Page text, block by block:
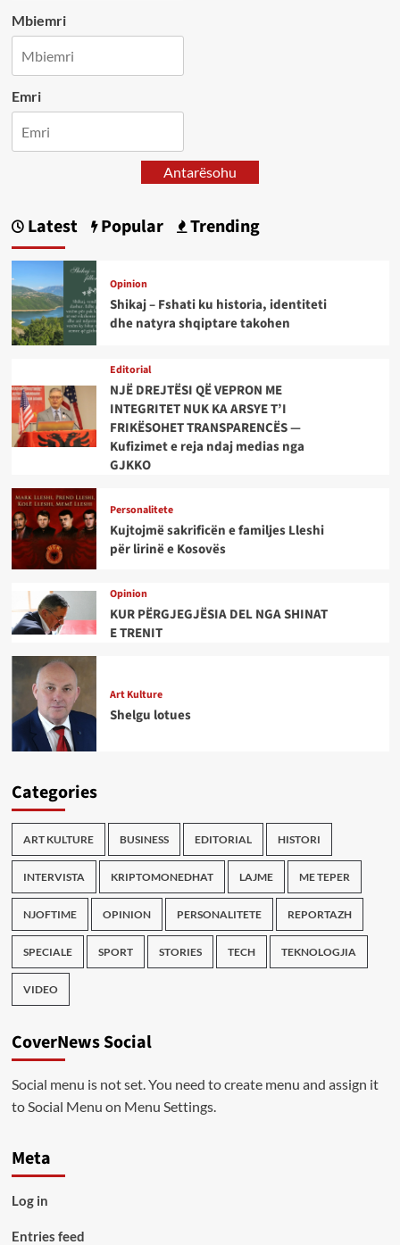
Mbiemri
Emri
Antarësohu
Latest Popular Trending
Opinion
Shikaj – Fshati ku historia, identiteti
dhe natyra shqiptare takohen
Editorial
NJË DREJTËSI QË VEPRON ME
INTEGRITET NUK KA ARSYE T’I
FRIKËSOHET TRANSPARENCËS —
Kufizimet e reja ndaj medias nga
GJKKO
Personalitete
Kujtojmë sakrificën e familjes Lleshi
për lirinë e Kosovës
Opinion
KUR PËRGJEGJËSIA DEL NGA SHINAT
E TRENIT
Art Kulture
Shelgu lotues
Categories
ART KULTURE BUSINESS EDITORIAL HISTORI
INTERVISTA KRIPTOMONEDHAT LAJME ME TEPER
NJOFTIME OPINION PERSONALITETE REPORTAZH
SPECIALE SPORT STORIES TECH TEKNOLOGJIA
VIDEO
CoverNews Social
Social menu is not set. You need to create menu and assign it
to Social Menu on Menu Settings.
Meta
Log in
Entries feed